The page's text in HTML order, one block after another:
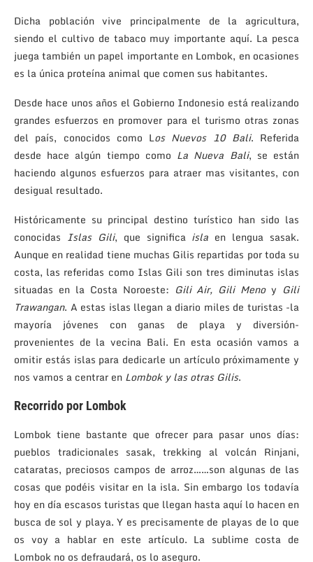
Dicha población vive principalmente de la agricultura,
siendo el cultivo de tabaco muy importante aquí. La pesca
juega también un papel importante en Lombok, en ocasiones
es la única proteína animal que comen sus habitantes.
Desde hace unos años el Gobierno Indonesio está realizando
grandes esfuerzos en promover para el turismo otras zonas
del país, conocidos como Los Nuevos 10 Bali. Referida
desde hace algún tiempo como La Nueva Bali, se están
haciendo algunos esfuerzos para atraer mas visitantes, con
desigual resultado.
Históricamente su principal destino turístico han sido las
conocidas Islas Gili, que significaisla en lengua sasak.
Aunque en realidad tiene muchas Gilis repartidas por toda su
costa, las referidas como Islas Gili son tres diminutas islas
situadas en la Costa Noroeste: Gili Air, Gili Menoy Gili
Trawangan. A estas islas llegan a diario miles de turistas -la
mayoría jóvenes con ganas de playa y diversión-
provenientes de la vecina Bali. En esta ocasión vamos a
omitir estás islas para dedicarle un artículo próximamente y
nos vamos a centrar en Lombok y las otras Gilis.
Recorrido por Lombok
Lombok tiene bastante que ofrecer para pasar unos días:
pueblos tradicionales sasak, trekking al volcán Rinjani,
cataratas, preciosos campos de arroz……son algunas de las
cosas que podéis visitar en la isla. Sin embargo los todavía
hoy en día escasos turistas que llegan hasta aquí lo hacen en
busca de sol y playa. Y es precisamente de playas de lo que
os voy a hablar en este artículo. La sublime costa de
Lombok no os defraudará, os lo aseguro.